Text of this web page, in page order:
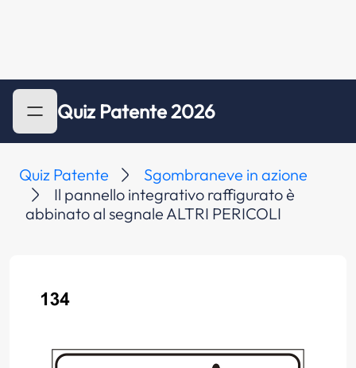
Quiz Patente 2026
Quiz Patente
Sgombraneve in azione
Il pannello integrativo raffigurato è
abbinato al segnale ALTRI PERICOLI